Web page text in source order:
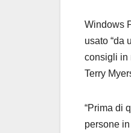
Windows
usato “da
consigli in
Terry
“Prima di
persone